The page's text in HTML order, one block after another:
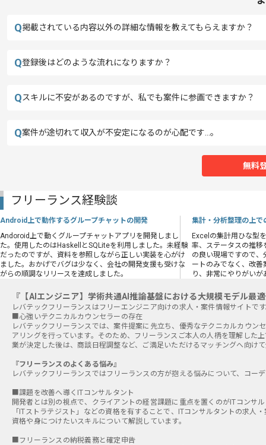
Q掲載されている内容以外の詳細な情報を教えてもらえますか？
Q登録後はどのような流れになりますか？
Qスキルに不安があるのですが、私でも案件に参画できますか？
Q案件が途切れて収入が不安定になるのが心配です…。
無料
フリーランス経験談
Android上で動作するグループチャットの開発
Andoroid上で動くグループチャットアプリを開発しまし
た。使用したのはHaskellとSQLiteを利用しました。未経験
だったのですが、資料を参照しながら正しい実装を心がけ
ました。おかげでバグは少なく、会社の開発支援も受けな
がらの順調なリリースを達成しました。
集計・分析整理の上
Excelの集計用ひな型
率、ステータスの推移
の良い現場ですので
ートのみでなく、改
り、非常にやりがいが
『【AIエンジニア】学術共通AI推論基盤における大規模モデル
■心強いテクニカルカウンセラーの存在
レバテックフリーランスでは、案件提案に先立ち、優秀なテクニカルカウ
アリングを行っています。そのため、フリーランスご本人の人柄を理解した
業が決定した後は、商談日程調整など、ご満足いただけるマッチングへ向け
『フリーランスのよくある悩み』
レバテックフリーランスではフリーランスの方が抱える悩みについて、コー
■課題を改善へ導くITコンサルタント
開発者とは別の視点で、クライアントの経営課題に重点を置くのがITコンサ
「ITストラテジスト」などの資格を有することで、ITコンサルタントの求
資格や身につけたいスキルについて解説しています。
■フリーランスの納税義務と確定申告